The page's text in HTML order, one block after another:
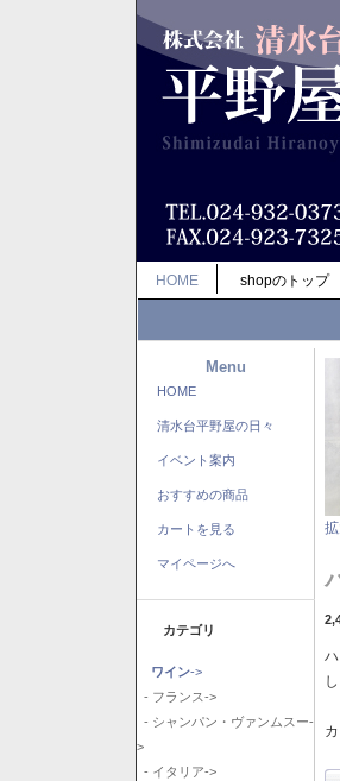
HOME shopのトップ
Menu
HOME
清水台平野屋の日々
イベント案内
おすすめの商品
カートを見る
マイページへ
カテゴリ
ワイン->
- フランス->
- シャンパン・ヴァンムスー-
>
- イタリア->